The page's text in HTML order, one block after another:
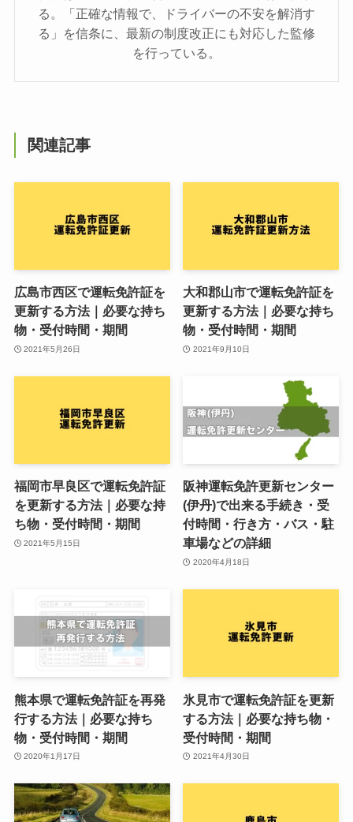
る。「正確な情報で、ドライバーの不安を解消す
る」を信条に、最新の制度改正にも対応した監修
を行っている。
関連記事
広島市西区で運転免許証を
更新する方法｜必要な持ち
物・受付時間・期間
2021年5月26日
大和郡山市で運転免許証を
更新する方法｜必要な持ち
物・受付時間・期間
2021年9月10日
福岡市早良区で運転免許証
を更新する方法｜必要な持
ち物・受付時間・期間
2021年5月15日
阪神運転免許更新センター
(伊丹)で出来る手続き・受
付時間・行き方・バス・駐
車場などの詳細
2020年4月18日
熊本県で運転免許証を再発
行する方法｜必要な持ち
物・受付時間・期間
2020年1月17日
氷見市で運転免許証を更新
する方法｜必要な持ち物・
受付時間・期間
2021年4月30日